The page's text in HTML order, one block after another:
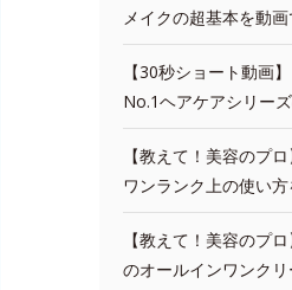
メイクの超基本を動画
【30秒ショート動画
No.1ヘアケアシリー
【教えて！美容のプ
ワンランク上の使い方
【教えて！美容のプ
のオールインワンク